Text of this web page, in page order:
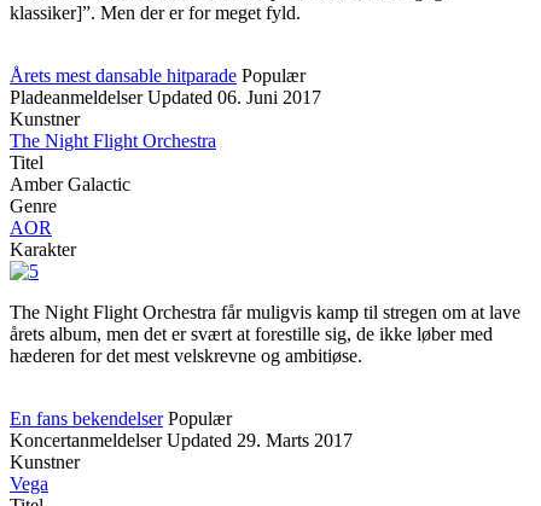
klassiker]”. Men der er for meget fyld.
Årets mest dansable hitparade Populær
Pladeanmeldelser Updated 06. Juni 2017
Kunstner
The Night Flight Orchestra
Titel
Amber Galactic
Genre
AOR
Karakter
The Night Flight Orchestra får muligvis kamp til stregen om at lave
årets album, men det er svært at forestille sig, de ikke løber med
hæderen for det mest velskrevne og ambitiøse.
En fans bekendelser Populær
Koncertanmeldelser Updated 29. Marts 2017
Kunstner
Vega